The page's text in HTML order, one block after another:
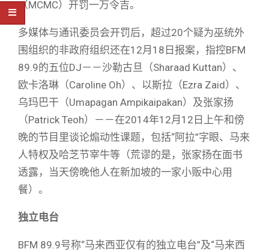
（MCMC）开罚一万令吉。
多媒体与通讯委员会开罚后，超过20个疑为巫统外
围组织的非政府组织还在12月18日报案，指控BFM
89.9的五位DJ－－沙勒古旦（Sharaad Kuttan）、
欧卡洛琳（Caroline Oh）、以斯拉（Ezra Zaid）、
乌玛巴干（Umapagan Ampikaipakan）及张家扬
（Patrick Teoh）－－在2014年12月12日上午和傍
晚的节目里谈论煽动性课题，包括“阿拉”字眼、马来
人特权及哈芝节宰牛等（荒谬的是，张家扬在面书
透露，当天傍晚他人在新加坡的一家小贩中心用
餐）。
独立电台
BFM 89.9号称“马来西亚仅有的独立电台”及“马来西